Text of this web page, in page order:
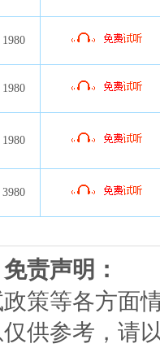
1980
1980
1980
3980
责声明：
政策等各方面
供参考，请